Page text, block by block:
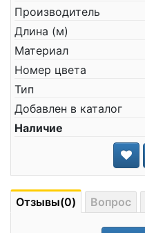
Производитель
Длина (м)
Материал
Номер цвета
Тип
Добавлен в каталог
Наличие
Отзывы(0) Вопрос